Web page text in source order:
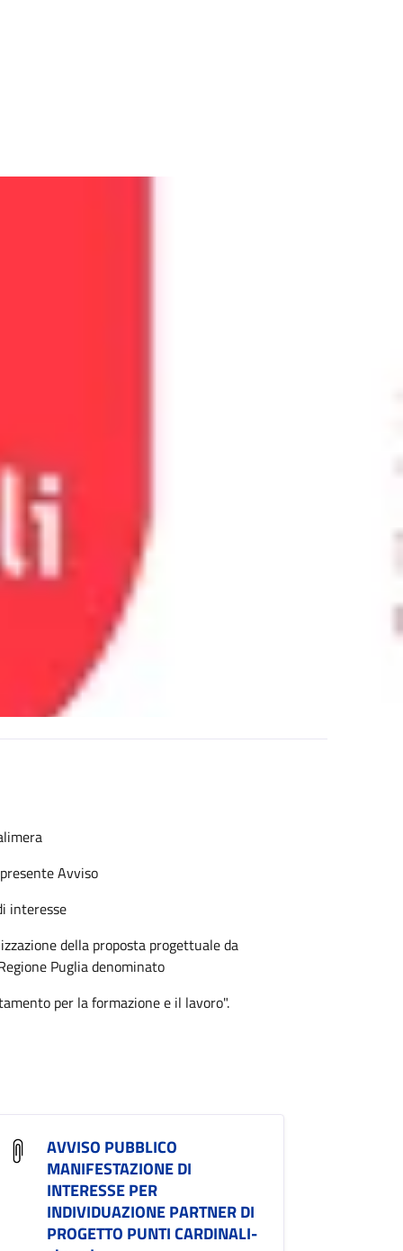
Avviso
interesse
della proposta progettuale da
Puglia denominato
per la formazione e il lavoro".
AVVISO PUBBLICO
MANIFESTAZIONE DI
INTERESSE PER
INDIVIDUAZIONE PARTNER DI
PROGETTO PUNTI CARDINALI-